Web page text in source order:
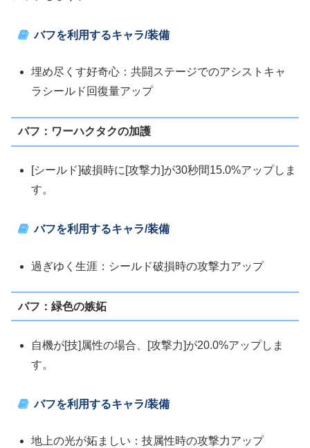
バフを利用するキャラ/装備
埋め尽くす好奇心：共闘ステージでのアシストキャ
ラシールド回復量アップ
バフ：ワーハクタクの加護
[シールド]破損時に[攻撃力]が30秒間15.0%アップしま
す。
バフを利用するキャラ/装備
過ぎゆく生涯：シールド破損時の攻撃力アップ
バフ：緑色の嫉妬
自機が[技]属性の場合、[攻撃力]が20.0%アップしま
す。
バフを利用するキャラ/装備
地上の光が妬ましい：技属性時の攻撃力アップ